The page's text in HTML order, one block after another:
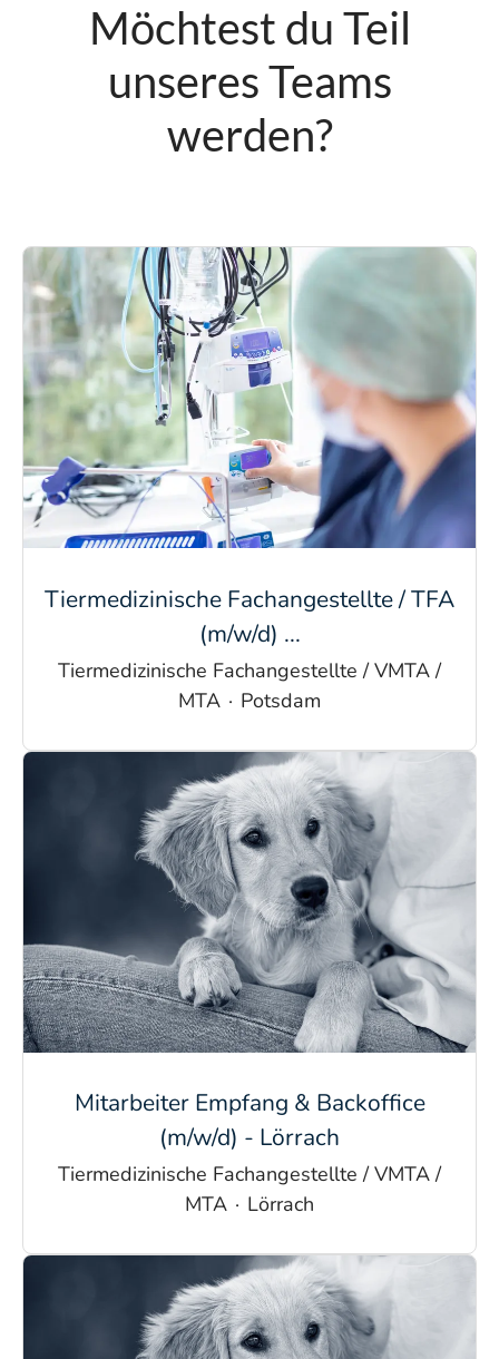
Möchtest du Teil
unseres Teams
werden?
Tiermedizinische Fachangestellte / TFA
(m/w/d) ...
Tiermedizinische Fachangestellte / VMTA /
MTA · Potsdam
Mitarbeiter Empfang & Backoffice
(m/w/d) - Lörrach
Tiermedizinische Fachangestellte / VMTA /
MTA · Lörrach